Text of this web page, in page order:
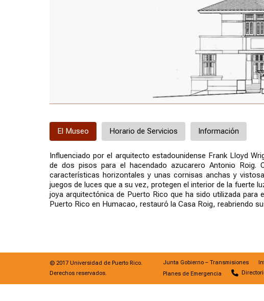
El Museo Horario de Servicios Información
Influenciado por el arquitecto estadounidense Frank Lloyd
de dos pisos para el hacendado azucarero Antonio
características horizontales y unas cornisas anchas y
juegos de luces que a su vez, protegen el interior de la fuerte
joya arquitectónica de Puerto Rico que ha sido utilizada para
Puerto Rico en Humacao, restauró la Casa Roig, reabriendo
© 2017 Universidad de Puerto Rico.
Derechos reservados.
Junta Gobierno – Transmisiones
Planes de Emergencia